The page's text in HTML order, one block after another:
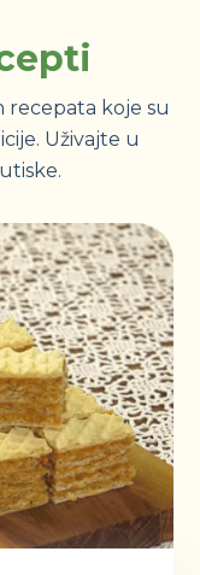
recepata koje su
Uživajte u